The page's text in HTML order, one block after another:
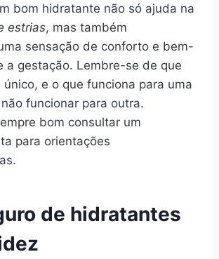
bom hidratante não só ajuda na
estrias, mas também
sensação de conforto e bem-
a gestação. Lembre-se de que
único, e o que funciona para uma
funcionar para outra.
bom consultar um
para orientações
de hidratantes